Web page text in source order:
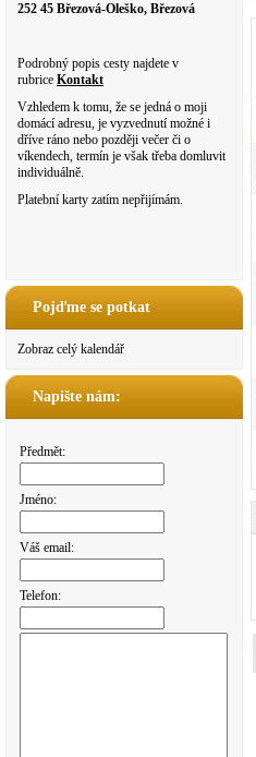
252 45 Březová-Oleško, Březová
Podrobný popis cesty najdete v
rubrice Kontakt
Vzhledem k tomu, že se jedná o moji
domácí adresu, je vyzvednutí možné i
dříve ráno nebo později večer či o
víkendech, termín je však třeba domluvit
individuálně.
Platební karty zatím nepřijímám.
Pojďme se potkat
Zobraz celý kalendář
Napište nám:
Předmět:
Jméno:
Váš email:
Telefon: